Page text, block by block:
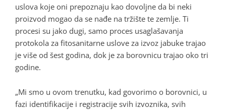
uslova koje oni prepoznaju kao dovoljne da bi neki
proizvod mogao da se nađe na tržište te zemlje. Ti
procesi su jako dugi, samo proces usaglašavanja
protokola za fitosanitarne uslove za izvoz jabuke trajao
je više od šest godina, dok je za borovnicu trajao oko tri
godine.
„Mi smo u ovom trenutku, kad govorimo o borovnici, u
fazi identifikacije i registracije svih izvoznika, svih